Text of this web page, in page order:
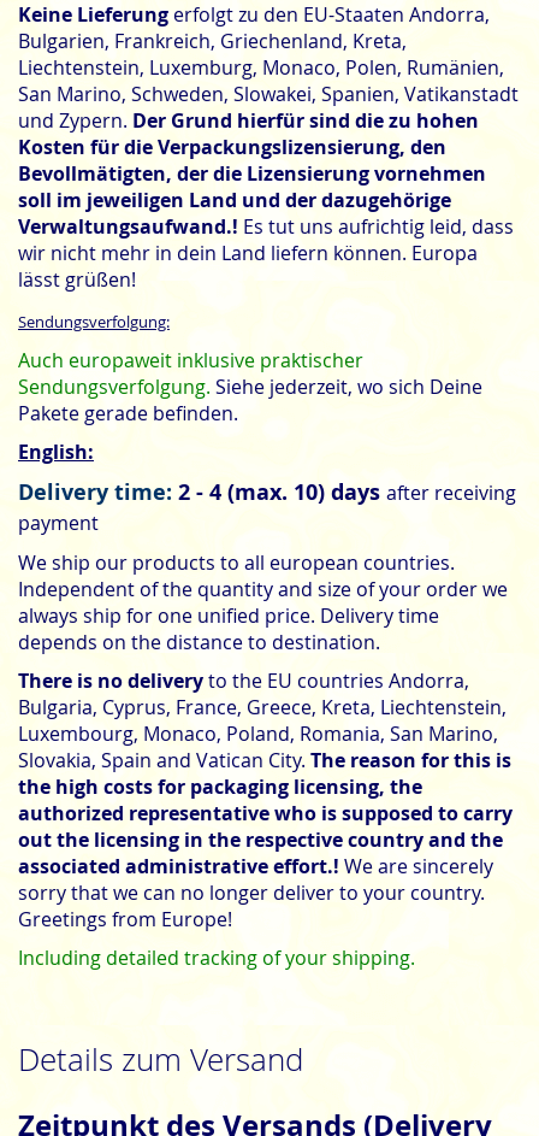
Keine Lieferung erfolgt zu den EU-Staaten Andorra,
Bulgarien, Frankreich, Griechenland, Kreta,
Liechtenstein, Luxemburg, Monaco, Polen, Rumänien,
San Marino, Schweden, Slowakei, Spanien, Vatikanstadt
und Zypern. Der Grund hierfür sind die zu hohen
Kosten für die Verpackungslizensierung, den
Bevollmätigten, der die Lizensierung vornehmen
soll im jeweiligen Land und der dazugehörige
Verwaltungsaufwand.! Es tut uns aufrichtig leid, dass
wir nicht mehr in dein Land liefern können. Europa
lässt grüßen!
Sendungsverfolgung:
Auch europaweit inklusive praktischer
Sendungsverfolgung. Siehe jederzeit, wo sich Deine
Pakete gerade befinden.
English:
Delivery time: 2 - 4 (max. 10) days after receiving
payment
We ship our products to all european countries.
Independent of the quantity and size of your order we
always ship for one unified price. Delivery time
depends on the distance to destination.
There is no deliveryto the EU countries Andorra,
Bulgaria, Cyprus, France, Greece, Kreta, Liechtenstein,
Luxembourg, Monaco, Poland, Romania, San Marino,
Slovakia, Spain and Vatican City. The reason for this is
the high costs for packaging licensing, the
authorized representative who is supposed to carry
out the licensing in the respective country and the
associated administrative effort.! We are sincerely
sorry that we can no longer deliver to your country.
Greetings from Europe!
Including detailed tracking of your shipping.
Details zum Versand
Zeitpunkt des Versands (Delivery